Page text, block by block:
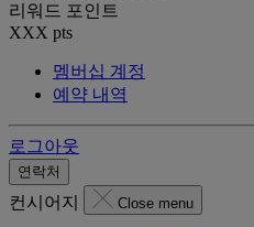
리워드 포인트
XXX pts
멤버십 계정
예약 내역
로그아웃
연락처
컨시어지 Close menu